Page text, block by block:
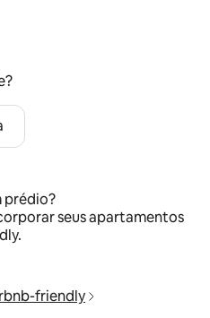
prédio?
seus apartamentos
friendly